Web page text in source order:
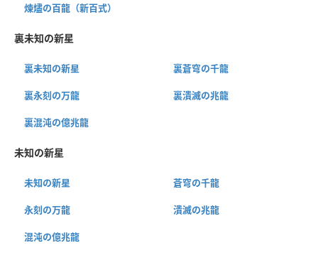
煉燼の百龍（新百式）
裏未知の新星
裏未知の新星 裏蒼穹の千龍
裏永刻の万龍 裏潰滅の兆龍
裏混沌の億兆龍
未知の新星
未知の新星 蒼穹の千龍
永刻の万龍 潰滅の兆龍
混沌の億兆龍